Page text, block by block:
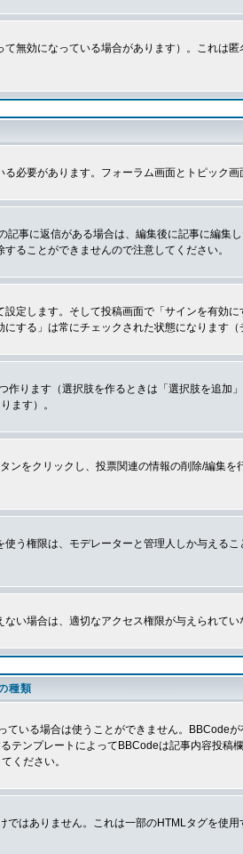
無効になっている場合があります）。これは
要があります。フォーラム画面とトピック画
事に返信がある場合は、編集後に記事に編集
ることができませんので注意してください。
定します。そして投稿画面で「サインを有効
る」は常にチェックされた状態になります（
ります（選択肢を作るときは「選択肢を追加
ます）。
をクリックし、投票関連の情報の削除/編集
う権限は、モデレーターと管理人しか与える
い場合は、適切なアクセス権限が与えられてい
種類
いる場合は使うことができません。BBCode
ンプレートによってBBCodeは記事内容投稿
ください。
はありません。これは一部のHTMLタグを使